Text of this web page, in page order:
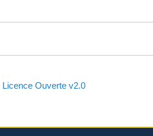
Licence Ouverte v2.0